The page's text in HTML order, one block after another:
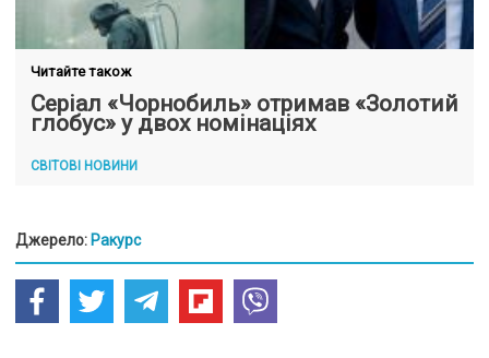
Читайте також
Серіал «Чорнобиль» отримав «Золотий
глобус» у двох номінаціях
СВІТОВІ НОВИНИ
Джерело: Ракурс